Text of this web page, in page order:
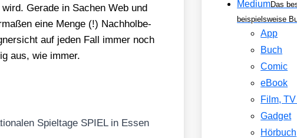
Gera­de in Sachen Web und
eine Men­ge (!) Nach­hol­be­
auf jeden Fall immer noch
aus, wie immer.
Spiel­ta­ge SPIEL in Essen
MediumDas
beispielsweise
App
Buch
Comic
eBook
Film,
Gadget
Hörbuch